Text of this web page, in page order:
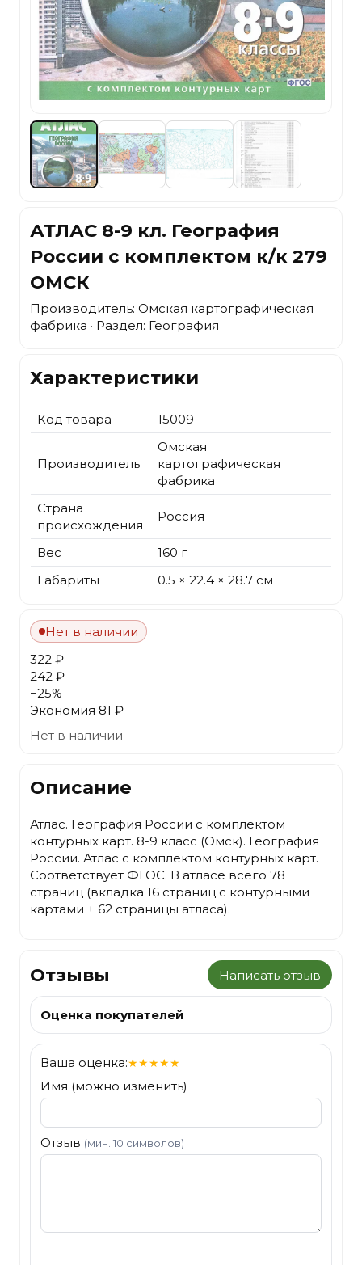
АТЛАС 8-9 кл. География
России с комплектом к/к 279
ОМСК
Производитель: Омская картографическая
фабрика · Раздел: География
Характеристики
Код товара 15009
Производитель
Омская
картографическая
фабрика
Страна
происхождения
Россия
Вес
160 г
Габариты
0.5 × 22.4 × 28.7 см
Нет в наличии
322 ₽
242 ₽
−25%
Экономия 81 ₽
Нет в наличии
Описание
Атлас. География России с комплектом
контурных карт. 8-9 класс (Омск). География
России. Атлас с комплектом контурных карт.
Соответствует ФГОС. В атласе всего 78
страниц (вкладка 16 страниц с контурными
картами + 62 страницы атласа).
Отзывы Написать отзыв
Оценка покупателей
Ваша оценка:★★★★★
Имя (можно изменить)
Отзыв (мин. 10 символов)